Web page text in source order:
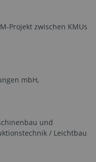
Projekt zwischen KMUs
mbH,
und
/ Leichtbau